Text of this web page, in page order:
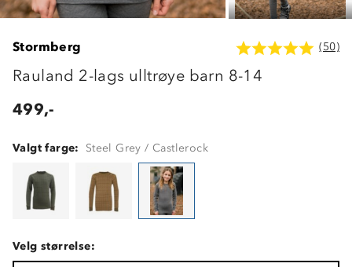
Stormberg (50)
Rauland 2-lags ulltrøye barn 8-14
499,-
Valgt farge: Steel Grey / Castlerock
Velg størrelse: